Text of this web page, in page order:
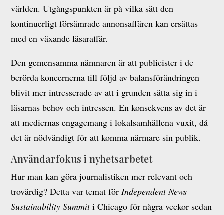
världen. Utgångspunkten är på vilka sätt den
kontinuerligt försämrade annonsaffären kan ersättas
med en växande läsaraffär.
Den gemensamma nämnaren är att publicister i de
berörda koncernerna till följd av balansförändringen
blivit mer intresserade av att i grunden sätta sig in i
läsarnas behov och intressen. En konsekvens av det är
att mediernas engagemang i lokalsamhällena vuxit, då
det är nödvändigt för att komma närmare sin publik.
Användarfokus i nyhetsarbetet
Hur man kan göra journalistiken mer relevant och
trovärdig? Detta var temat förIndependent News
Sustainability Summiti Chicago för några veckor sedan